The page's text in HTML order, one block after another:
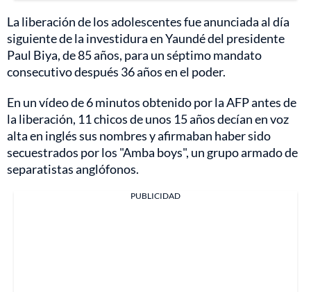
La liberación de los adolescentes fue anunciada al día
siguiente de la investidura en Yaundé del presidente
Paul Biya, de 85 años, para un séptimo mandato
consecutivo después 36 años en el poder.
En un vídeo de 6 minutos obtenido por la AFP antes de
la liberación, 11 chicos de unos 15 años decían en voz
alta en inglés sus nombres y afirmaban haber sido
secuestrados por los "Amba boys", un grupo armado de
separatistas anglófonos.
PUBLICIDAD